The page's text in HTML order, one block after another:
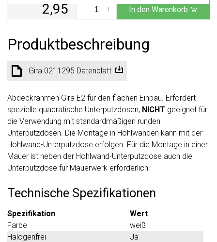
2,95 +
- In den Warenkorb
Produktbeschreibung
Gira 0211295 Datenblatt
Abdeckrahmen Gira E2 für den flachen Einbau. Erfordert
spezielle quadratische Unterputzdosen, NICHT geeignet für
die Verwendung mit standardmäßigen runden
Unterputzdosen. Die Montage in Hohlwänden kann mit der
Hohlwand-Unterputzdose erfolgen. Für die Montage in einer
Mauer ist neben der Hohlwand-Unterputzdose auch die
Unterputzdose für Mauerwerk erforderlich.
Technische Spezifikationen
Spezifikation
Wert
Farbe
weiß
Halogenfrei
Ja